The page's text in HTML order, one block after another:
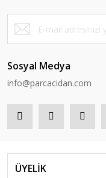
Sosyal Medya
info@parcacidan.com
ÜYELİK